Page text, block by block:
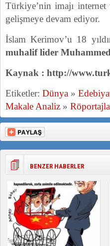
Türkiye’nin imajı internet
gelişmeye devam ediyor.
İslam Kerimov’u 18
muhalif lider
Kaynak : http://
Etiketler: Dünya »
Makale Analiz »
BENZER HABERLER